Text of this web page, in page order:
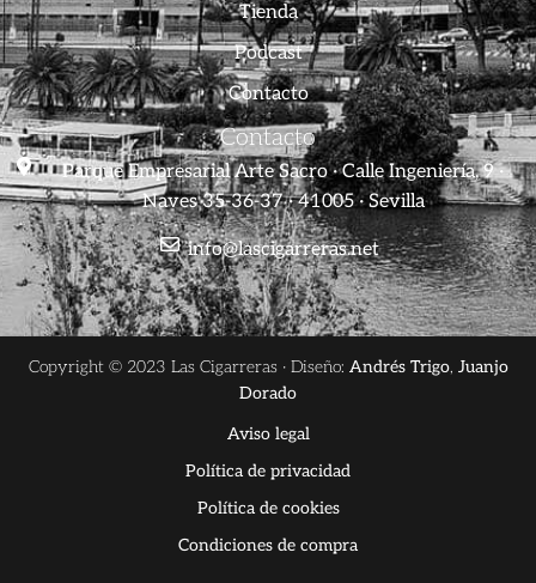
Tienda
Podcast
Contacto
Contacto
Parque Empresarial Arte Sacro · Calle Ingeniería, 9 ·
Naves 35-36-37 · 41005 · Sevilla
info@lascigarreras.net
Copyright © 2023 Las Cigarreras · Diseño: Andrés Trigo, Juanjo
Dorado
Aviso legal
Política de privacidad
Política de cookies
Condiciones de compra